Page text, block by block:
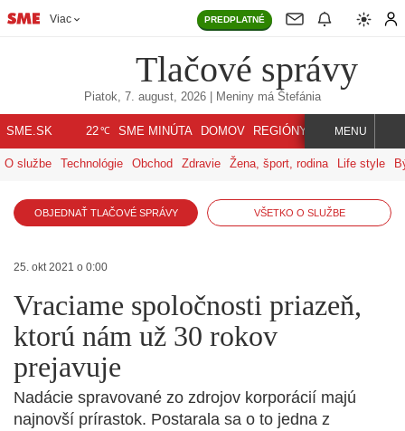
Viac PREDPLATNÉ
Tlačové správy
Piatok, 7. august, 2026 | Meniny má Štefánia
SME.SK 22℃ SME MINÚTA DOMOV REGIÓNY INDEX SVET
MENU
O službe Technológie Obchod Zdravie Žena, šport, rodina Life style
OBJEDNAŤ TLAČOVÉ SPRÁVY VŠETKO O SLUŽBE
25. okt 2021 o 0:00
Vraciame spoločnosti priazeň,
ktorú nám už 30 rokov
prejavuje
Nadácie spravované zo zdrojov korporácií majú
najnovší prírastok. Postarala sa o to jedna z